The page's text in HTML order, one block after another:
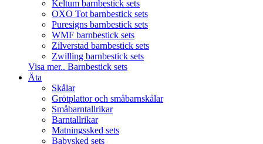
Keltum barnbestick sets
OXO Tot barnbestick sets
Puresigns barnbestick sets
WMF barnbestick sets
Zilverstad barnbestick sets
Zwilling barnbestick sets
Visa mer.. Barnbestick sets
Äta
Skålar
Grötplattor och småbarnskålar
Småbarntallrikar
Barntallrikar
Matningssked sets
Babysked sets